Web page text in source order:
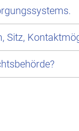
Sitz,